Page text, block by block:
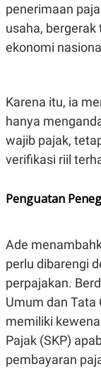
PEMBERITAAN
SIBER
PRIVACY
POLICY
penerimaan
usaha,
ekonomi
Karena itu, ia
hanya
wajib pajak,
verifikasi riil
Penguatan
Ade
perlu dibarengi
perpajakan.
Umum dan Tata
memiliki
Pajak (SKP)
pembayaran